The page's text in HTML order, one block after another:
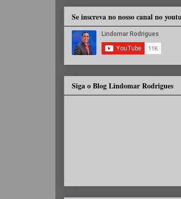
Se inscreva no nosso canal no
Siga o Blog Lindomar Rodrigues